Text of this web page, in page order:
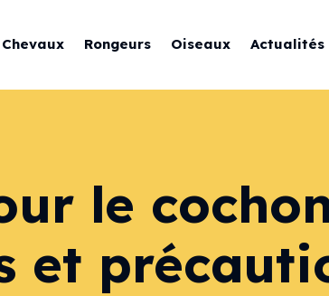
Chevaux Rongeurs Oiseaux Actualités
le
et